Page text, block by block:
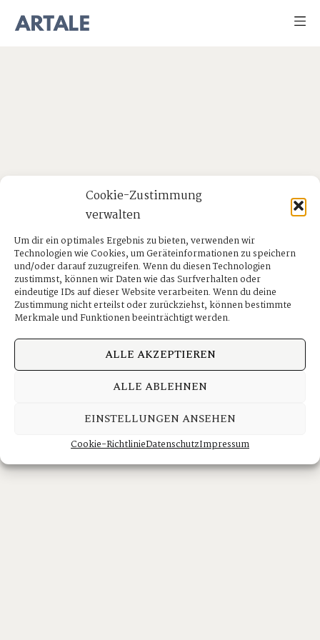
Cookie-Zustimmung
verwalten
Um dir ein optimales Ergebnis zu bieten, verwenden wir
Technologien wie Cookies, um Geräteinformationen zu speichern
und/oder darauf zuzugreifen. Wenn du diesen Technologien
zustimmst, können wir Daten wie das Surfverhalten oder
eindeutige IDs auf dieser Website verarbeiten. Wenn du deine
Zustimmung nicht erteilst oder zurückziehst, können bestimmte
Merkmale und Funktionen beeinträchtigt werden.
ALLE AKZEPTIEREN
ALLE ABLEHNEN
EINSTELLUNGEN ANSEHEN
Cookie-RichtlinieDatenschutzImpressum